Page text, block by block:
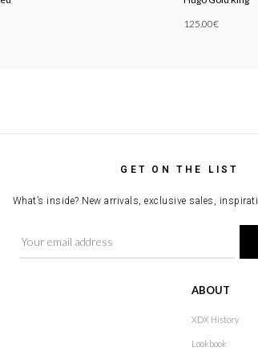
125.00€
GET ON THE LIST
What’s inside? New arrivals, exclusive sales,
ABOUT
XDX History
Lookbook